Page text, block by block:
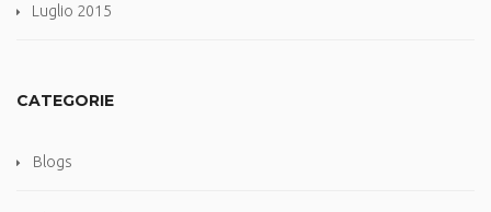
Luglio 2015
CATEGORIE
Blogs